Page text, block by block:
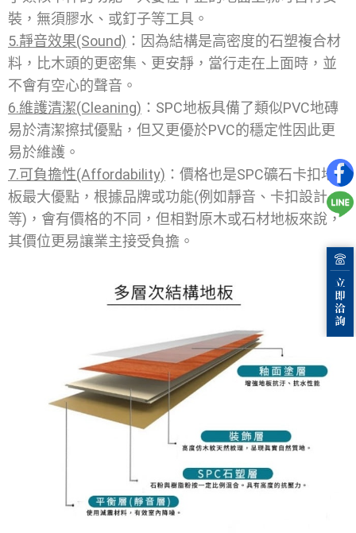
裝，無須膠水、或釘子等工具。
5.靜音效果(Sound) ：因為結構是高密度的石塑複合材
料，比木頭的更密集、更安靜，當行走在上面時，並
不會有空心的聲音。
6.維護清潔(Cleaning) ：SPC地板具備了類似PVC地磚
易於清潔擦拭優點，但又更優於PVC的穩定性因此更
易於維護。
7.可負擔性(Affordability) ：價格也是SPC礦石卡扣地
板最大優點，根據品牌或功能(例如靜音、卡扣設計
等)，會有價格的不同，但相對原木或石材地板來說，
其價位更易讓業主接受負擔。